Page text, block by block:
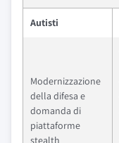
Autisti
Modernizzazione
della difesa e
domanda di
piattaforme
stealth